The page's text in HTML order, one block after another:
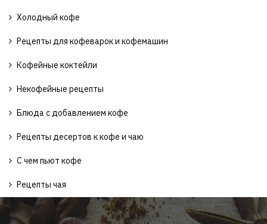
Холодный кофе
Рецепты для кофеварок и кофемашин
Кофейные коктейли
Некофейные рецепты
Блюда с добавлением кофе
Рецепты десертов к кофе и чаю
С чем пьют кофе
Рецепты чая